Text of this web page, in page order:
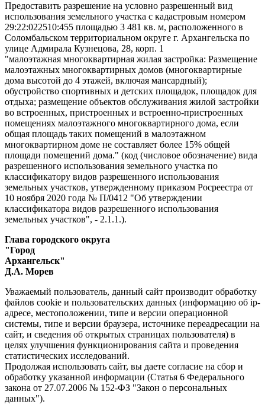
Предоставить разрешение на условно разрешенный вид
использования земельного участка с кадастровым номером
29:22:022510:455 площадью 3 481 кв. м, расположенного в
Соломбальском территориальном округе г. Архангельска по
улице Адмирала Кузнецова, 28, корп. 1
"малоэтажная многоквартирная жилая застройка: Размещение
малоэтажных многоквартирных домов (многоквартирные
дома высотой до 4 этажей, включая мансардный);
обустройство спортивных и детских площадок, площадок для
отдыха; размещение объектов обслуживания жилой застройки
во встроенных, пристроенных и встроенно-пристроенных
помещениях малоэтажного многоквартирного дома, если
общая площадь таких помещений в малоэтажном
многоквартирном доме не составляет более 15% общей
площади помещений дома." (код (числовое обозначение) вида
разрешенного использования земельного участка по
классификатору видов разрешенного использования
земельных участков, утвержденному приказом Росреестра от
10 ноября 2020 года № П/0412 "Об утверждении
классификатора видов разрешенного использования
земельных участков", - 2.1.1.).
Глава городского округа
"Город
Д.А. Морев
Уважаемый пользователь, данный сайт производит обработку
файлов cookie и пользовательских данных (информацию об ip-
адресе, местоположении, типе и версии операционной
системы, типе и версии браузера, источнике переадресации на
сайт, и сведения об открытых страницах пользователя) в
целях улучшения функционирования сайта и проведения
статистических исследований.
Продолжая использовать сайт, вы даете согласие на сбор и
обработку указанной информации (Статья 6 Федерального
закона от 27.07.2006 № 152-ФЗ "Закон о персональных
данных").